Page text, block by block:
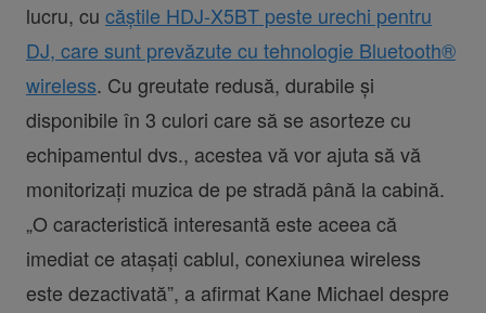
lucru, cu căștile HDJ-X5BT peste urechi pentru
DJ, care sunt prevăzute cu tehnologie Bluetooth®
wireless. Cu greutate redusă, durabile și
disponibile în 3 culori care să se asorteze cu
echipamentul dvs., acestea vă vor ajuta să vă
monitorizați muzica de pe stradă până la cabină.
„O caracteristică interesantă este aceea că
imediat ce atașați cablul, conexiunea wireless
este dezactivată”, a afirmat Kane Michael despre